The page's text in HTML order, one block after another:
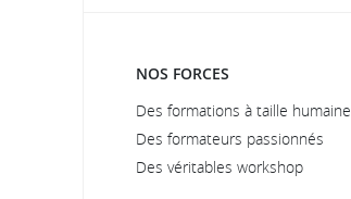
NOS FORCES
Des formations à taille humaine
Des formateurs passionnés
Des véritables workshop